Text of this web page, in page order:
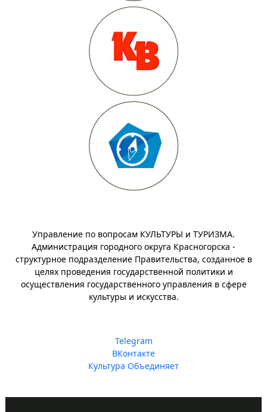
Управление по вопросам КУЛЬТУРЫ и ТУРИЗМА.
Администрация городного округа Красногорска -
структурное подразделение Правительства, созданное в
целях проведения государственной политики и
осуществления государственного управления в сфере
культуры и искусства.
Telegram
ВКонтакте
Культура Объединяет